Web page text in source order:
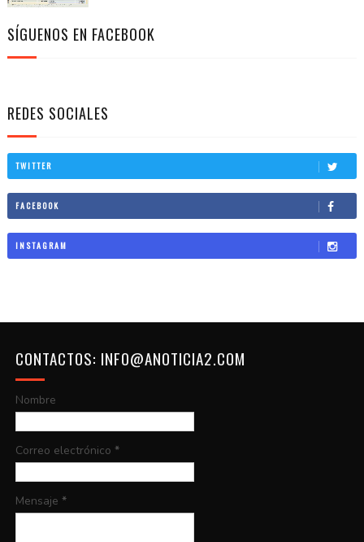
SÍGUENOS EN FACEBOOK
REDES SOCIALES
TWITTER
FACEBOOK
INSTAGRAM
CONTACTOS: INFO@ANOTICIA2.COM
Nombre
Correo electrónico *
Mensaje *